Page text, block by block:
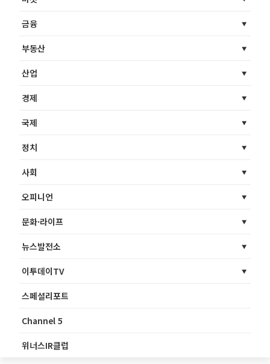
금융
부동산
산업
경제
국제
정치
사회
오피니언
문화·라이프
뉴스발전소
이투데이TV
스페셜리포트
Channel 5
위너스IR클럽